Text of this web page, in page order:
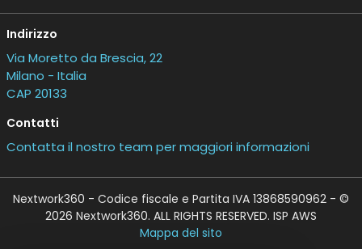
Indirizzo
Via Moretto da Brescia, 22
Milano - Italia
CAP 20133
Contatti
Contatta il nostro team per maggiori informazioni
Nextwork360 - Codice fiscale e Partita IVA 13868590962 - ©
2026 Nextwork360. ALL RIGHTS RESERVED. ISP AWS
Mappa del sito